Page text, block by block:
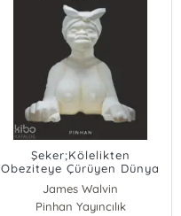
Şeker;Kölelikten
Obeziteye Çürüyen Dünya
James Walvin
Pinhan Yayıncılık